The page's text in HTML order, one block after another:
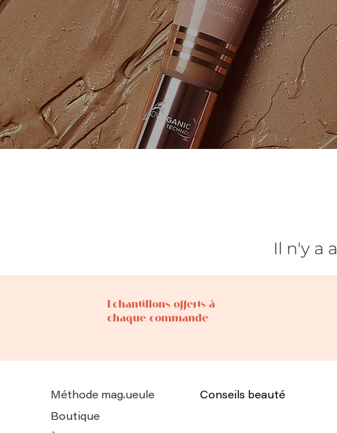
Il n'y a
Méthode mag.ueule
Boutique
Conseils beauté
Echantillons offerts à
chaque commande